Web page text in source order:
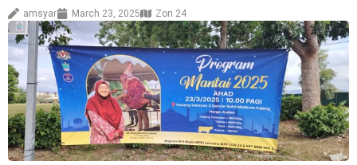
amsyar March 23, 2025 Zon 24